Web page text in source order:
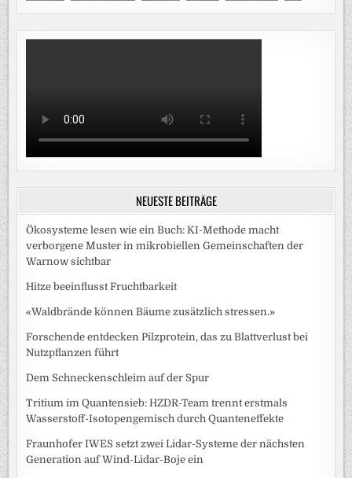
NEUESTE BEITRÄGE
Ökosysteme lesen wie ein Buch: KI-Methode macht
verborgene Muster in mikrobiellen Gemeinschaften der
Warnow sichtbar
Hitze beeinflusst Fruchtbarkeit
«Waldbrände können Bäume zusätzlich stressen.»
Forschende entdecken Pilzprotein, das zu Blattverlust bei
Nutzpflanzen führt
Dem Schneckenschleim auf der Spur
Tritium im Quantensieb: HZDR-Team trennt erstmals
Wasserstoff-Isotopengemisch durch Quanteneffekte
Fraunhofer IWES setzt zwei Lidar-Systeme der nächsten
Generation auf Wind-Lidar-Boje ein